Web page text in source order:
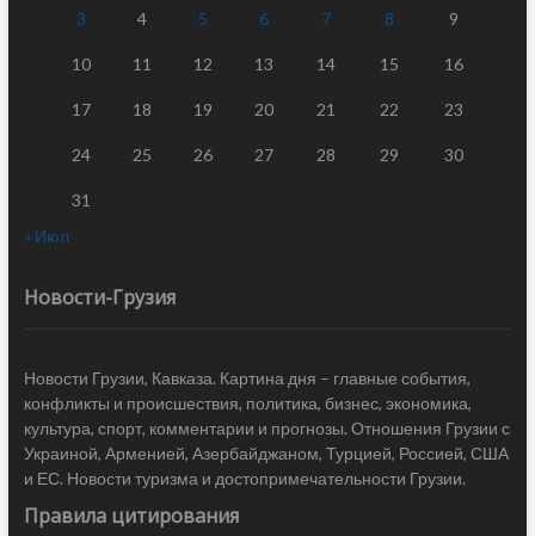
3 4 5 6 7 8 9
10 11 12 13 14 15 16
17 18 19 20 21 22 23
24 25 26 27 28 29 30
31
« Июл
Новости-Грузия
Новости Грузии, Кавказа. Картина дня – главные события,
конфликты и происшествия, политика, бизнес, экономика,
культура, спорт, комментарии и прогнозы. Отношения Грузии с
Украиной, Арменией, Азербайджаном, Турцией, Россией, США
и ЕС. Новости туризма и достопримечательности Грузии.
Правила цитирования